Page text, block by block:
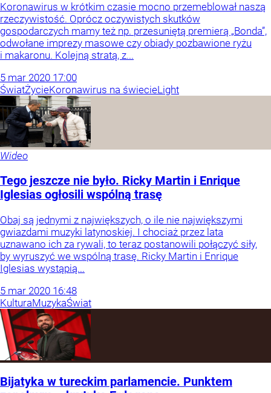
Koronawirus w krótkim czasie mocno przemeblował naszą
rzeczywistość. Oprócz oczywistych skutków
gospodarczych mamy też np. przesuniętą premierą „Bonda”,
odwołane imprezy masowe czy obiady pozbawione ryżu
i makaronu. Kolejną stratą, z...
5 mar 2020 17:00
ŚwiatŻycieKoronawirus na świecieLight
Wideo
Tego jeszcze nie było. Ricky Martin i Enrique
Iglesias ogłosili wspólną trasę
Obaj są jednymi z największych, o ile nie największymi
gwiazdami muzyki latynoskiej. I chociaż przez lata
uznawano ich za rywali, to teraz postanowili połączyć siły,
by wyruszyć we wspólną trasę. Ricky Martin i Enrique
Iglesias wystąpią...
5 mar 2020 16:48
KulturaMuzykaŚwiat
Bijatyka w tureckim parlamencie. Punktem